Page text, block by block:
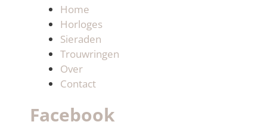
Home
Horloges
Sieraden
Trouwringen
Over
Contact
Facebook